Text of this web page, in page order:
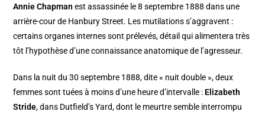
Annie Chapman est assassinée le 8 septembre 1888 dans une
arrière-cour de Hanbury Street. Les mutilations s’aggravent :
certains organes internes sont prélevés, détail qui alimentera très
tôt l’hypothèse d’une connaissance anatomique de l’agresseur.
Dans la nuit du 30 septembre 1888, dite « nuit double », deux
femmes sont tuées à moins d’une heure d’intervalle : Elizabeth
Stride, dans Dutfield’s Yard, dont le meurtre semble interrompu